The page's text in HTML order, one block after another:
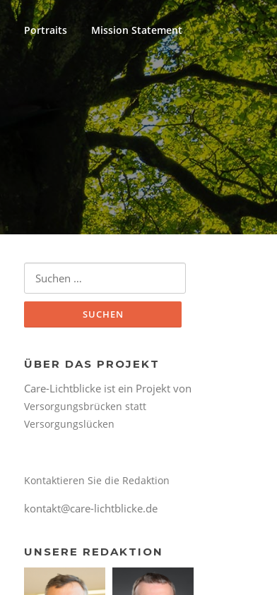
Portraits Mission Statement
Suchen
ÜBER DAS PROJEKT
Care-Lichtblicke ist ein Projekt von
Versorgungsbrücken statt
Versorgungslücken
Kontaktieren Sie die Redaktion
kontakt@care-lichtblicke.de
UNSERE REDAKTION